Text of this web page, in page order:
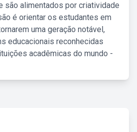
são alimentados por criatividade
é orientar os estudantes em
uma geração notável,
educacionais reconhecidas
acadêmicas do mundo -